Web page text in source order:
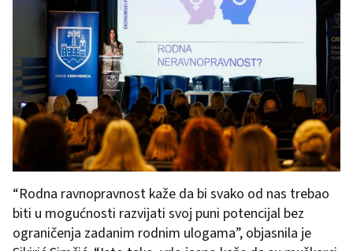
“Rodna ravnopravnost kaže da bi svako od nas trebao
biti u mogućnosti razvijati svoj puni potencijal bez
ograničenja zadanim rodnim ulogama”, objasnila je